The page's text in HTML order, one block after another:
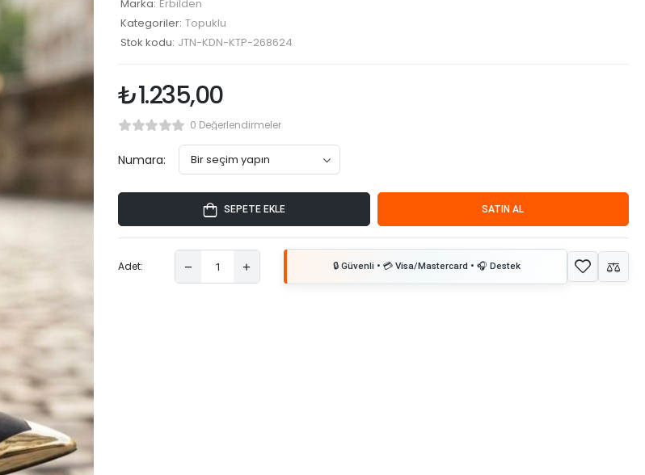
Marka: Erbilden
Kategoriler: Topuklu
Stok kodu: JTN-KDN-KTP-268624
₺1.235,00
0 Değerlendirmeler
Numara:
Adet:
SEPETE EKLE SATIN AL